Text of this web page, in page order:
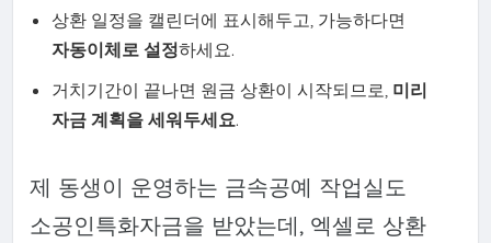
상환 일정을 캘린더에 표시해두고, 가능하다면
자동이체로 설정하세요.
거치기간이 끝나면 원금 상환이 시작되므로, 미리
자금 계획을 세워두세요.
제 동생이 운영하는 금속공예 작업실도
소공인특화자금을 받았는데, 엑셀로 상환